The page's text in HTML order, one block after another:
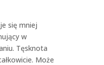
się mniej
w
Tęsknota
Może